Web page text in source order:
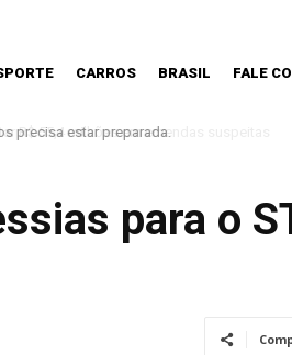
CARROS BRASIL FALE
precisa estar preparada.
para o